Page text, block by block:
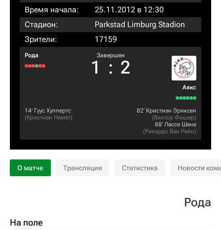
Время начала:
25.11.2012 в 12:30
Стадион:
Parkstad Limburg Stadion
Зрители:
17159
Рода Завершен
1 : 2
Аякс
14‎’‎ Гуус Хуппертс
(Кристиан Немет)
82‎’‎ Кристиан Эриксен
(Виктор Фишер)
88‎’‎ Лассе Шене
(Рикардо Ван Рейн)
О матче Трансляция Статистика Новости
Рода
На поле